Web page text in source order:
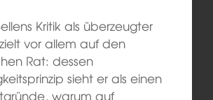
Kritik als überzeugter
vor allem auf den
Rat: dessen
sieht er als einen
warum auf